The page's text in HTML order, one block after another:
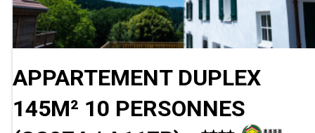
APPARTEMENT DUPLEX
145M² 10 PERSONNES